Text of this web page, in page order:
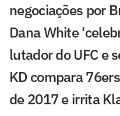
negociações por
Dana White
lutador do UFC e
KD compara
de 2017 e irrita